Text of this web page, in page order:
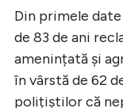
Din primele
de 83 de ani
amenințată şi
în vârstă de 62
polițiștilor că